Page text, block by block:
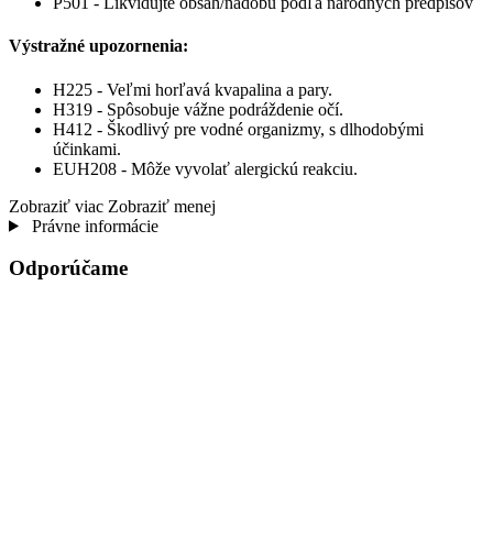
Výstražné upozornenia:
H225 - Veľmi horľavá kvapalina a pary.
H319 - Spôsobuje vážne podráždenie očí.
H412 - Škodlivý pre vodné organizmy, s dlhodobými
účinkami.
EUH208 - Môže vyvolať alergickú reakciu.
Zobraziť viac Zobraziť menej
Právne informácie
Odporúčame